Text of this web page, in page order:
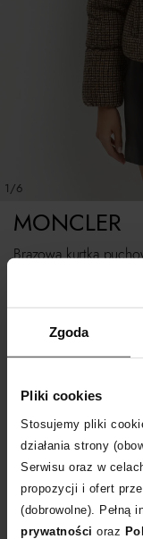
Zgoda
Pliki cookies
Stosujemy pliki
działania strony
Serwisu oraz w
propozycji i ofert
(dobrowolne). Pełną
prywatności oraz
1/6
Brązowa kurtka
MONCLER
Rozmiarówka
Tabela rozmiarów
Dostawa